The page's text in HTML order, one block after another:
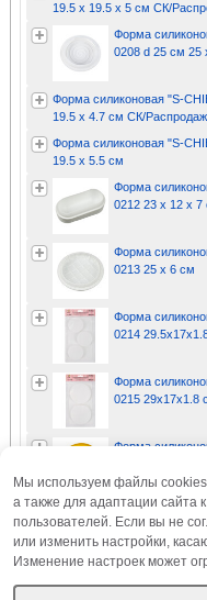
19.5 x 19.5 x 5 см СК/
Форма
0208 d 25 см 25
Форма силиконовая "S-
19.5 x 4.7 см СК/
Форма силиконовая "S-
19.5 x 5.5 см
Форма
0212 23 x 12 х 7
Форма
0213 25 x 6 см
Форма
0214
Форма
0215 29х17х1.8
Форма
Форма
11.5 x 2 см
Мы используем файлы cookies
а также для адаптации сайта
пользователей. Если вы не
или изменить настройки,
Изменение настроек может